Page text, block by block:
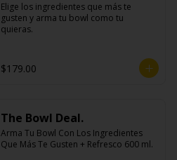
Elige los ingredientes que más te
gusten y arma tu bowl como tu
quieras.
$179.00
The Bowl Deal.
Arma Tu Bowl Con Los Ingredientes
Que Más Te Gusten + Refresco 600 ml.